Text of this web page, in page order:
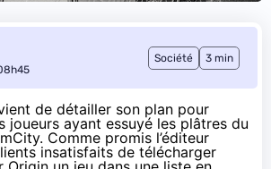
Société 3 min
de détailler son plan pour
joueurs ayant essuyé les plâtres du
Comme promis l’éditeur
insatisfaits de télécharger